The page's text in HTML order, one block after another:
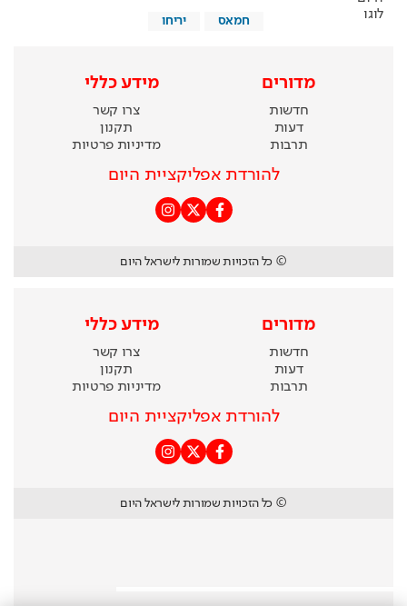
חמאס יריחו
מדורים
חדשות
דעות
תרבות
מידע כללי
צרו קשר
תקנון
מדיניות פרטיות
להורדת אפליקציית היום
© כל הזכויות שמורות לישראל היום
מדורים
חדשות
דעות
תרבות
מידע כללי
צרו קשר
תקנון
מדיניות פרטיות
להורדת אפליקציית היום
© כל הזכויות שמורות לישראל היום